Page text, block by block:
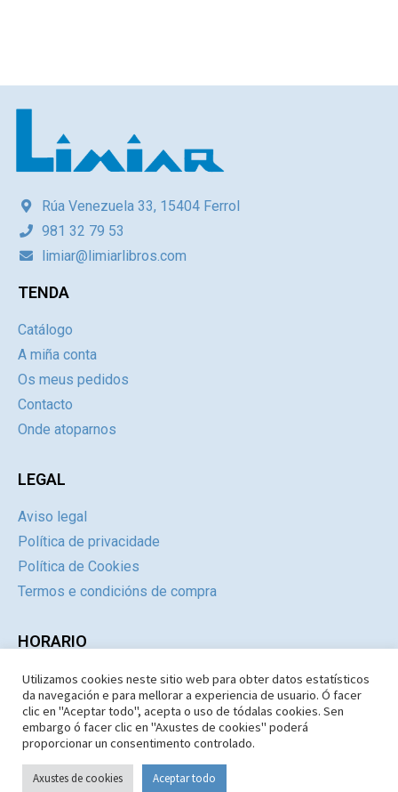
Rúa Venezuela 33, 15404 Ferrol
981 32 79 53
limiar@limiarlibros.com
TENDA
Catálogo
A miña conta
Os meus pedidos
Contacto
Onde atoparnos
LEGAL
Aviso legal
Política de privacidade
Política de Cookies
Termos e condicións de compra
HORARIO
Día Mañás
Tardes
Luns a Xoves
09:30 – 14.30
Pechado
Venres e Sábados
09:30 – 14:30
Domingos e Festivos
09:30 – 14:30
Utilizamos cookies neste sitio web para obter datos estatísticos
da navegación e para mellorar a experiencia de usuario. Ó facer
clic en "Aceptar todo", acepta o uso de tódalas cookies. Sen
embargo ó facer clic en "Axustes de cookies" poderá
proporcionar un consentimento controlado.
Axustes de cookies Aceptar todo